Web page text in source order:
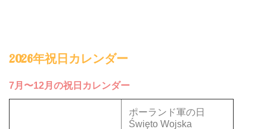
2026年祝日カレンダー
7月〜12月の祝日カレンダー
ポーランド軍の日
Święto Wojska